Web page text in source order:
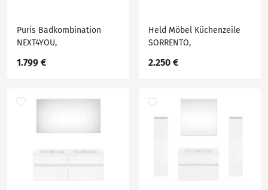
Puris Badkombination
NEXT4YOU,
1.799 €
Held Möbel Küchenzeile
SORRENTO,
2.250 €